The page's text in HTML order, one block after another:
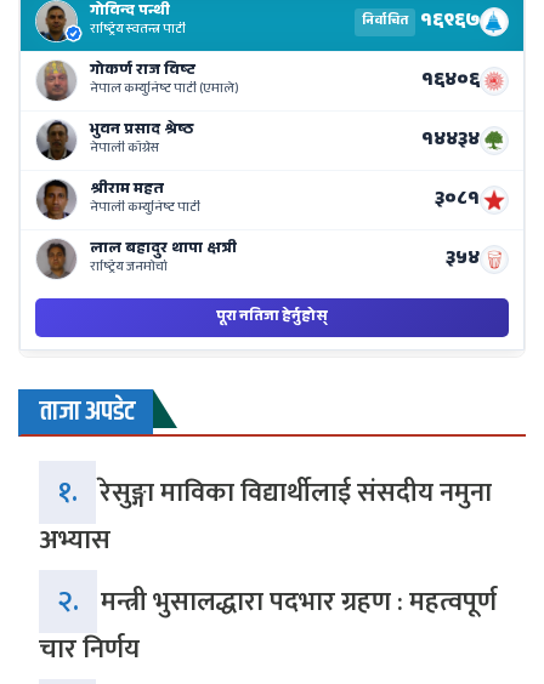
ताजा अपडेट
१. रेसुङ्गा माविका विद्यार्थीलाई संसदीय नमुना
अभ्यास
२. मन्त्री भुसालद्धारा पदभार ग्रहण : महत्वपूर्ण
चार निर्णय